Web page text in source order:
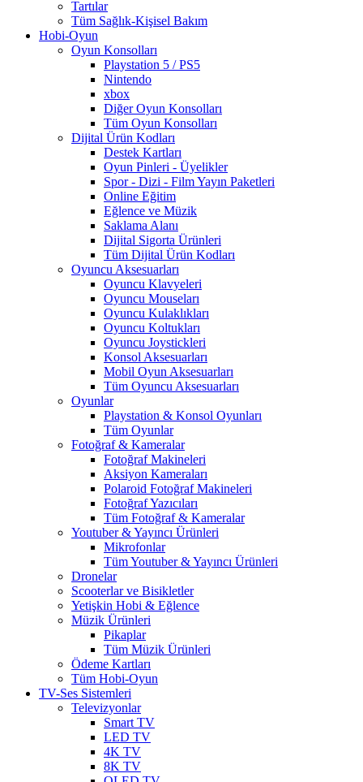
Tartılar
Tüm Sağlık-Kişisel Bakım
Hobi-Oyun
Oyun Konsolları
Playstation 5 / PS5
Nintendo
xbox
Diğer Oyun Konsolları
Tüm Oyun Konsolları
Dijital Ürün Kodları
Destek Kartları
Oyun Pinleri - Üyelikler
Spor - Dizi - Film Yayın Paketleri
Online Eğitim
Eğlence ve Müzik
Saklama Alanı
Dijital Sigorta Ürünleri
Tüm Dijital Ürün Kodları
Oyuncu Aksesuarları
Oyuncu Klavyeleri
Oyuncu Mouseları
Oyuncu Kulaklıkları
Oyuncu Koltukları
Oyuncu Joystickleri
Konsol Aksesuarları
Mobil Oyun Aksesuarları
Tüm Oyuncu Aksesuarları
Oyunlar
Playstation & Konsol Oyunları
Tüm Oyunlar
Fotoğraf & Kameralar
Fotoğraf Makineleri
Aksiyon Kameraları
Polaroid Fotoğraf Makineleri
Fotoğraf Yazıcıları
Tüm Fotoğraf & Kameralar
Youtuber & Yayıncı Ürünleri
Mikrofonlar
Tüm Youtuber & Yayıncı Ürünleri
Dronelar
Scooterlar ve Bisikletler
Yetişkin Hobi & Eğlence
Müzik Ürünleri
Pikaplar
Tüm Müzik Ürünleri
Ödeme Kartları
Tüm Hobi-Oyun
TV-Ses Sistemleri
Televizyonlar
Smart TV
LED TV
4K TV
8K TV